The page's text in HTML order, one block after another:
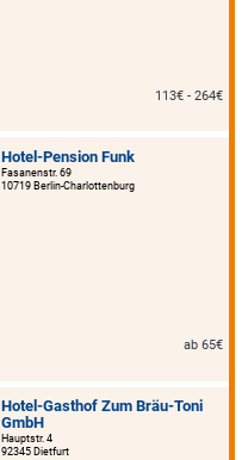
113€ - 264€
Hotel-Pension Funk
Fasanenstr. 69
10719 Berlin-Charlottenburg
ab 65€
Hotel-Gasthof Zum Bräu-Toni
GmbH
Hauptstr. 4
92345 Dietfurt